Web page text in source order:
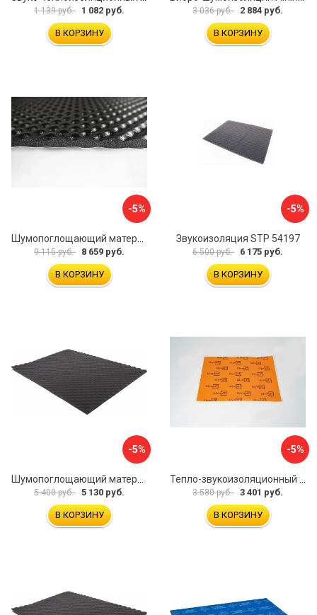
1 139 руб. 1 082 руб.
В КОРЗИНУ
3 036 руб. 2 884 руб.
В КОРЗИНУ
-5%
9 115 руб. 8 659 руб.
В КОРЗИНУ
-5%
Звукоизоляция STP 54197
6 500 руб. 6 175 руб.
В КОРЗИНУ
-5%
Шумопоглощающий материал Dreamcar Wave 15 WD-15M-S075100P1046
5 400 руб. 5 130 руб.
В КОРЗИНУ
-5%
Тепло-звукоизоляционный материал Шумофф П4В БП000000433
3 580 руб. 3 401 руб.
В КОРЗИНУ